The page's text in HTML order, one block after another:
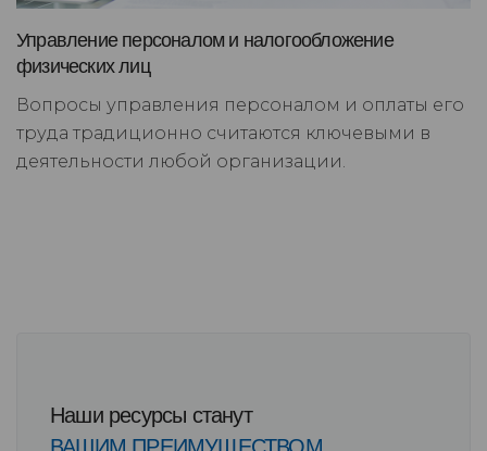
Управление персоналом и налогообложение
физических лиц
Вопросы управления персоналом и оплаты его
труда традиционно считаются ключевыми в
деятельности любой организации.
Наши ресурсы станут